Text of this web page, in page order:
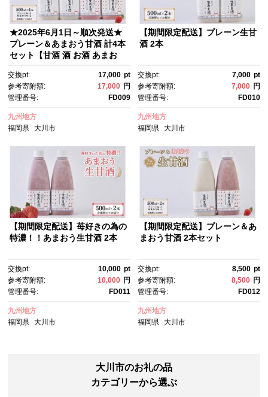
★2025年6月1日～順次発送★
プレーン＆あまおう甘酒 計4本
セット【甘酒 酒 お酒 あまお
気 あまおう おすすめ 送料無
料 福岡県 大川市 FD009】
交換pt: 17,000 pt
参考寄附額:
17,000 円
管理番号:
FD009
九州地方
福岡県
大川市
【期間限定配送】プレーン生甘
酒 2本
交換pt: 7,000 pt
参考寄附額:
7,000 円
管理番号:
FD010
九州地方
福岡県 大川市
【期間限定配送】苺好きの為の
特濃！！あまおう生甘酒 2本
交換pt: 10,000 pt
参考寄附額:
10,000 円
管理番号:
FD011
九州地方
福岡県
大川市
【期間限定配送】プレーン＆あ
まおう甘酒 2本セット
交換pt: 8,500 pt
参考寄附額:
8,500 円
管理番号:
FD012
九州地方
福岡県 大川市
大川市のお礼の品
カテゴリーから選ぶ